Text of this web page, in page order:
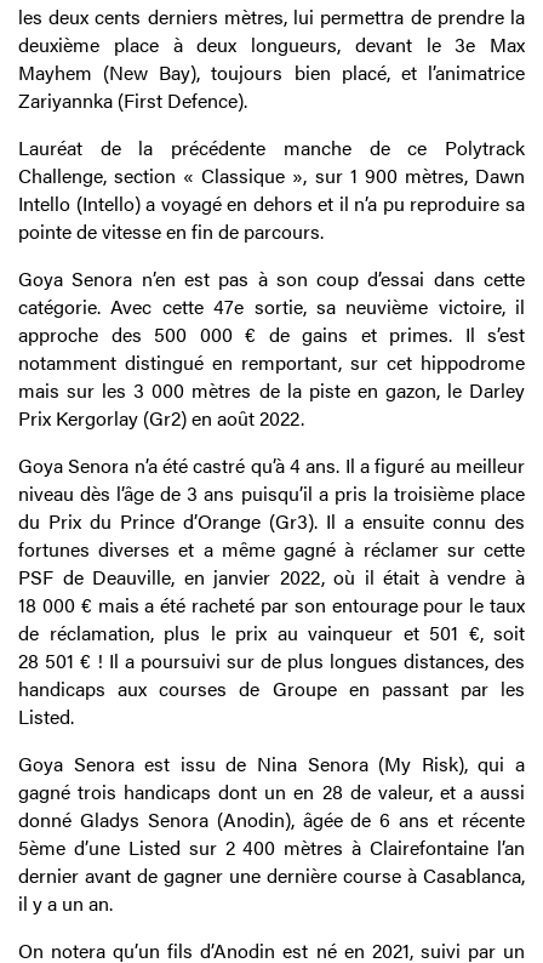
les deux cents derniers mètres, lui permettra de prendre la
deuxième place à deux longueurs, devant le 3e Max
Mayhem (New Bay), toujours bien placé, et l’animatrice
Zariyannka (First Defence).
Lauréat de la précédente manche de ce Polytrack
Challenge, section « Classique », sur 1 900 mètres, Dawn
Intello (Intello) a voyagé en dehors et il n’a pu reproduire sa
pointe de vitesse en fin de parcours.
Goya Senora n’en est pas à son coup d’essai dans cette
catégorie. Avec cette 47e sortie, sa neuvième victoire, il
approche des 500 000 € de gains et primes. Il s’est
notamment distingué en remportant, sur cet hippodrome
mais sur les 3 000 mètres de la piste en gazon, le Darley
Prix Kergorlay (Gr2) en août 2022.
Goya Senora n’a été castré qu’à 4 ans. Il a figuré au meilleur
niveau dès l’âge de 3 ans puisqu’il a pris la troisième place
du Prix du Prince d’Orange (Gr3). Il a ensuite connu des
fortunes diverses et a même gagné à réclamer sur cette
PSF de Deauville, en janvier 2022, où il était à vendre à
18 000 € mais a été racheté par son entourage pour le taux
de réclamation, plus le prix au vainqueur et 501 €, soit
28 501 € ! Il a poursuivi sur de plus longues distances, des
handicaps aux courses de Groupe en passant par les
Listed.
Goya Senora est issu de Nina Senora (My Risk), qui a
gagné trois handicaps dont un en 28 de valeur, et a aussi
donné Gladys Senora (Anodin), âgée de 6 ans et récente
5ème d’une Listed sur 2 400 mètres à Clairefontaine l’an
dernier avant de gagner une dernière course à Casablanca,
il y a un an.
On notera qu’un fils d’Anodin est né en 2021, suivi par un